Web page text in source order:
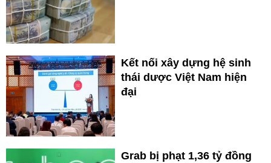
Kết nối xây dựng hệ sinh
thái dược Việt Nam hiện
đại
Grab bị phạt 1,36 tỷ đồng